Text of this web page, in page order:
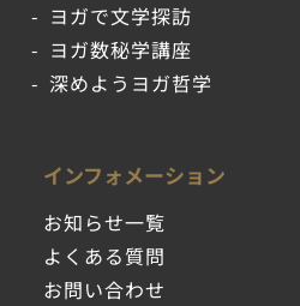
ヨガで文学探訪
ヨガ数秘学講座
深めようヨガ哲学
インフォメーション
お知らせ一覧
よくある質問
お問い合わせ